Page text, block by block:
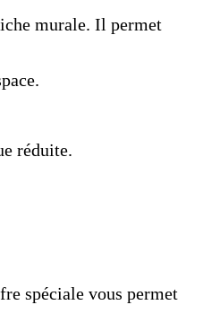
murale. Il permet
réduite.
spéciale vous permet